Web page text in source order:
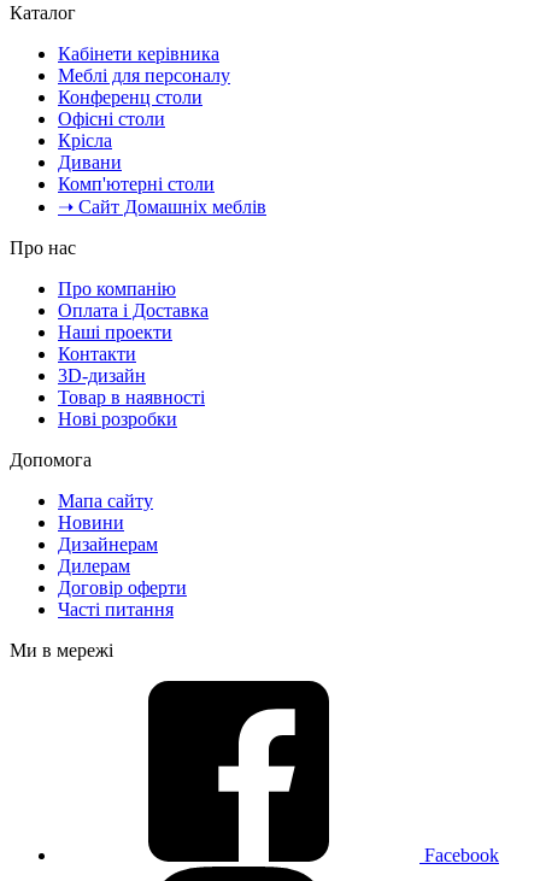
Каталог
Кабінети керівника
Меблі для персоналу
Конференц столи
Офісні столи
Крісла
Дивани
Комп'ютерні столи
➝ Сайт Домашніх меблів
Про нас
Про компанію
Оплата і Доставка
Наші проекти
Контакти
3D-дизайн
Товар в наявності
Нові розробки
Допомога
Мапа сайту
Новини
Дизайнерам
Дилерам
Договір оферти
Часті питання
Ми в мережі
Facebook